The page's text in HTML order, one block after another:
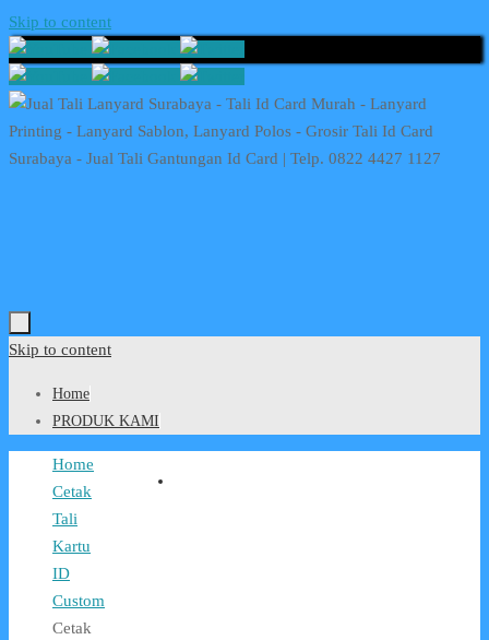
Skip to content
Skip to content
Home
PRODUK KAMI
Home
Cetak
Tali
Kartu
ID
Custom
Cetak